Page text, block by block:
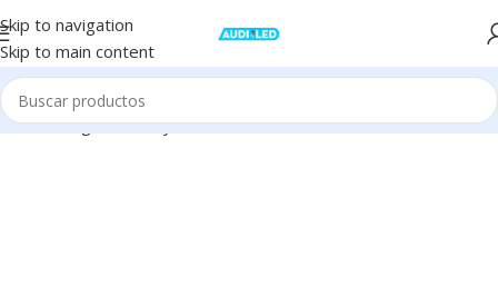
Skip to navigation
Skip to main content
Inicio Stage Cables y conectores Cables de señal